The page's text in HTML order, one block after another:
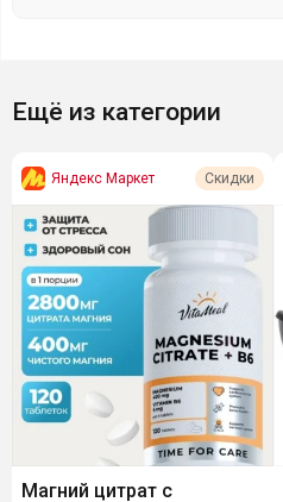
Ещё из категории
Яндекс Маркет Скидки
Магний цитрат с